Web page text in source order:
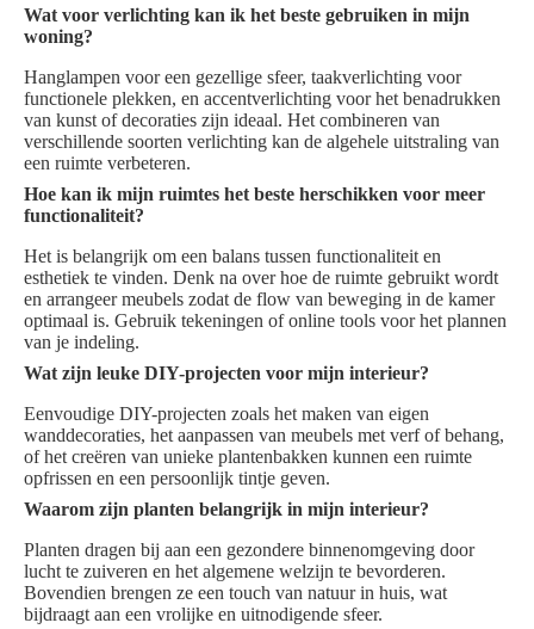
Wat voor verlichting kan ik het beste gebruiken in mijn
woning?
Hanglampen voor een gezellige sfeer, taakverlichting voor
functionele plekken, en accentverlichting voor het benadrukken
van kunst of decoraties zijn ideaal. Het combineren van
verschillende soorten verlichting kan de algehele uitstraling van
een ruimte verbeteren.
Hoe kan ik mijn ruimtes het beste herschikken voor meer
functionaliteit?
Het is belangrijk om een balans tussen functionaliteit en
esthetiek te vinden. Denk na over hoe de ruimte gebruikt wordt
en arrangeer meubels zodat de flow van beweging in de kamer
optimaal is. Gebruik tekeningen of online tools voor het plannen
van je indeling.
Wat zijn leuke DIY-projecten voor mijn interieur?
Eenvoudige DIY-projecten zoals het maken van eigen
wanddecoraties, het aanpassen van meubels met verf of behang,
of het creëren van unieke plantenbakken kunnen een ruimte
opfrissen en een persoonlijk tintje geven.
Waarom zijn planten belangrijk in mijn interieur?
Planten dragen bij aan een gezondere binnenomgeving door
lucht te zuiveren en het algemene welzijn te bevorderen.
Bovendien brengen ze een touch van natuur in huis, wat
bijdraagt aan een vrolijke en uitnodigende sfeer.